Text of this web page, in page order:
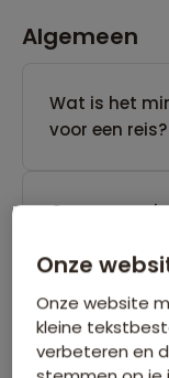
Algemeen
Wat is het
voor een reis?
Gaan er veel
Heeft
24-uurs
Onze
Onze website
kleine
verbeteren en